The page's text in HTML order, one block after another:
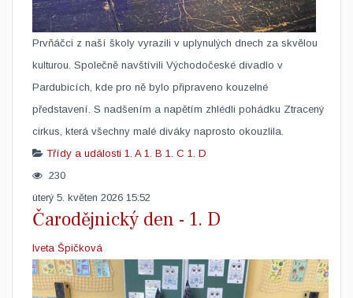
​Prvňáčci z naší školy vyrazili v uplynulých dnech za skvělou
kulturou. Společně navštívili Východočeské divadlo v
Pardubicích, kde pro ně bylo připraveno kouzelné
představení. S nadšením a napětím zhlédli pohádku Ztracený
cirkus, která všechny malé diváky naprosto okouzlila.
Třídy a události 1. A 1. B 1. C 1. D
230
úterý 5. květen 2026 15:52
Čarodějnický den - 1. D
Iveta Špičková